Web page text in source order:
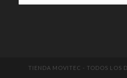
TIENDA MOVITEC - TODOS LOS